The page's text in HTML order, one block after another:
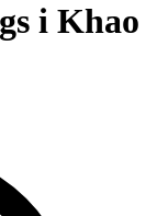
i Khao